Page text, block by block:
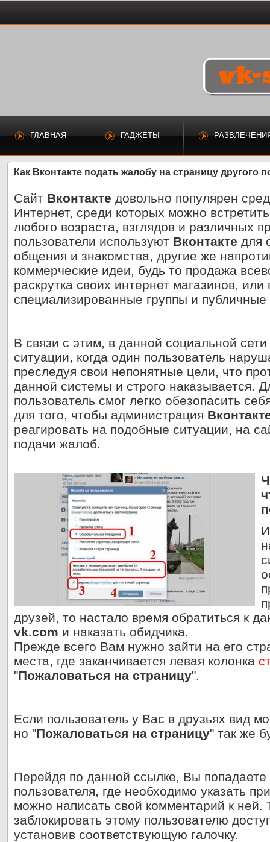
ГЛАВНАЯ ГАДЖЕТЫ
Как Вконтакте подать жалобу на страницу другого
Сайт Вконтакте довольно популярен
Интернет, среди которых можно
любого возраста, взглядов и различных
пользователи используют Вконтакте для
общения и знакомства, другие же
коммерческие идеи, будь то продажа
раскрутка своих интернет магазинов, или
специализированные группы и
В связи с этим, в данной социальной
ситуации, когда один пользователь
преследуя свои непонятные цели, что
данной системы и строго наказывается.
пользователь смог легко обезопасить
для того, чтобы администрация
реагировать на подобные ситуации, на
подачи жалоб.
друзей, то настало время обратиться к
vk.com и наказать обидчика.
Прежде всего Вам нужно зайти на его
места, где заканчивается левая колонка
"Пожаловаться на страницу".
Если пользователь у Вас в друзьях вид
но "Пожаловаться на страницу" так же
Перейдя по данной ссылке, Вы
пользователя, где необходимо указать
можно написать свой комментарий к
заблокировать этому пользователю
установив соответствующую галочку.